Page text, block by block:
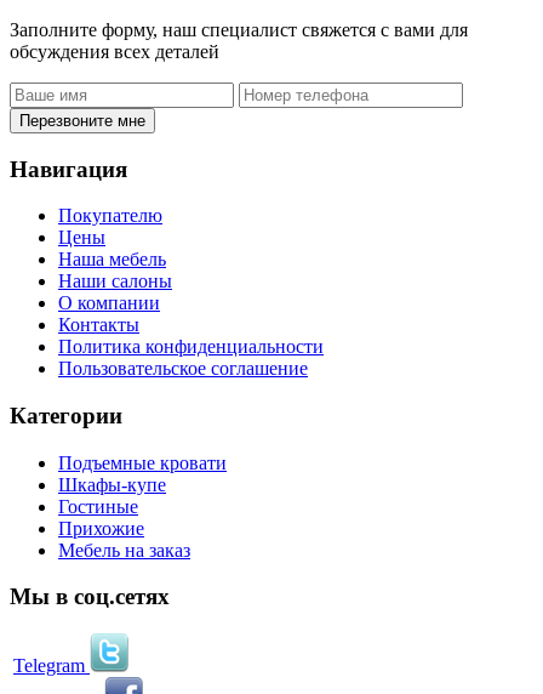
Заполните форму, наш специалист свяжется с вами для
обсуждения всех деталей
Перезвоните мне
Навигация
Покупателю
Цены
Наша мебель
Наши салоны
О компании
Контакты
Политика конфиденциальности
Пользовательское соглашение
Категории
Подъемные кровати
Шкафы-купе
Гостиные
Прихожие
Мебель на заказ
Мы в соц.сетях
Telegram